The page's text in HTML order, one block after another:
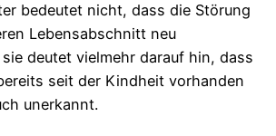
bedeutet nicht, dass die Störung
Lebensabschnitt neu
deutet vielmehr darauf hin, dass
seit der Kindheit vorhanden
unerkannt.